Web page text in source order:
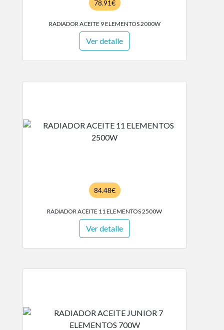
78.91€
RADIADOR ACEITE 9 ELEMENTOS 2000W
Ver detalle
84.48€
RADIADOR ACEITE 11 ELEMENTOS 2500W
Ver detalle